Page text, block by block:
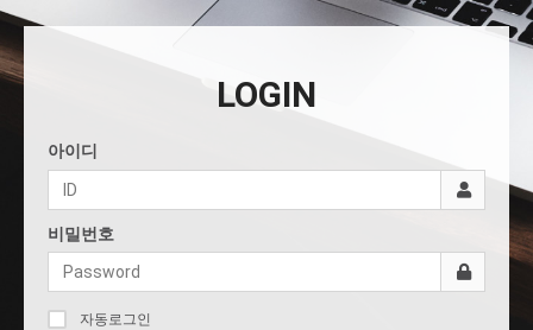
LOGIN
아이디
비밀번호
자동로그인